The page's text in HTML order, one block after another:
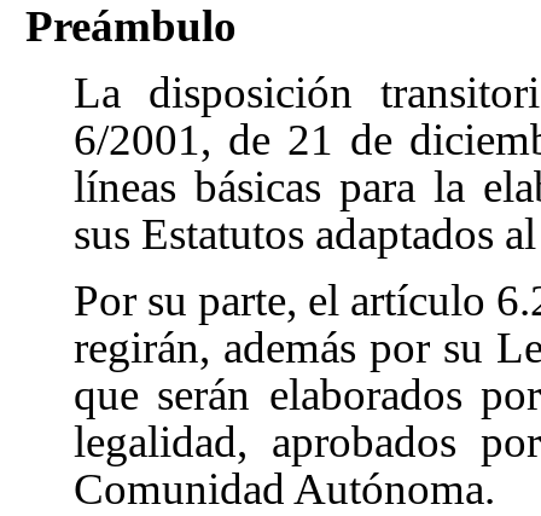
Preámbulo
La disposición
6/2001, de 21 de
líneas básicas para la
sus Estatutos adaptados
Por su parte, el artículo
regirán, además por su
que serán elaborados
legalidad, aprobados
Comunidad Autónoma.